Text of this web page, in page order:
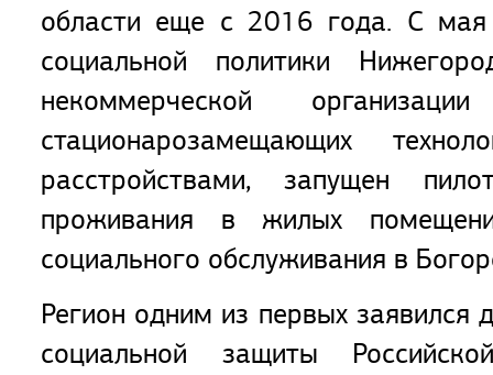
области еще с 2016 года. C мая
социальной политики
некоммерческой
стационарозамещающих
расстройствами, запущен
проживания в жилых
социального обслуживания в
Регион одним из первых заявился
социальной защиты